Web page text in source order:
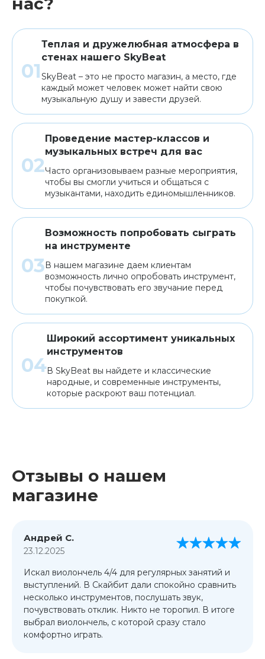
Теплая и дружелюбная атмосфера в
стенах нашего SkyBeat
SkyBeat – это не просто магазин, а место, где
каждый может человек может найти свою
музыкальную душу и завести друзей.
Проведение мастер-классов и
музыкальных встреч для вас
Часто организовываем разные мероприятия,
чтобы вы смогли учиться и общаться с
музыкантами, находить единомышленников.
Возможность попробовать сыграть
на инструменте
В нашем магазине даем клиентам
возможность лично опробовать инструмент,
чтобы почувствовать его звучание перед
покупкой.
Широкий ассортимент уникальных
инструментов
В SkyBeat вы найдете и классические
народные, и современные инструменты,
которые раскроют ваш потенциал.
Отзывы о нашем
магазине
Андрей С.
23.12.2025
Искал виолончель 4/4 для регулярных занятий и
выступлений. В Скайбит дали спокойно сравнить
несколько инструментов, послушать звук,
почувствовать отклик. Никто не торопил. В итоге
выбрал виолончель, с которой сразу стало
комфортно играть.